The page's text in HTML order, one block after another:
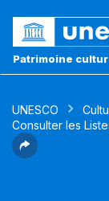
Patrimoine
UNESCO
Consulter les